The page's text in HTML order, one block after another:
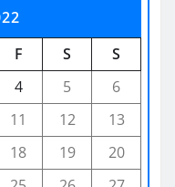
F S
S
4 5
6
11 12
13
18 19
20